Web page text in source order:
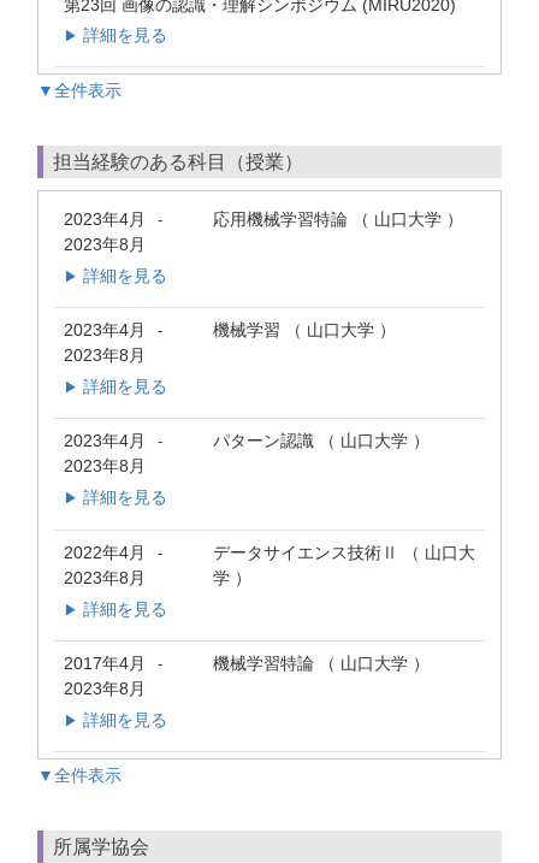
第23回 画像の認識・理解シンポジウム (MIRU2020)
▶ 詳細を見る
▼全件表示
担当経験のある科目（授業）
2023年4月 -
2023年8月
応用機械学習特論 （ 山口大学 ）
▶ 詳細を見る
2023年4月 -
2023年8月
機械学習 （ 山口大学 ）
▶ 詳細を見る
2023年4月 -
2023年8月
パターン認識 （ 山口大学 ）
▶ 詳細を見る
2022年4月 -
2023年8月
データサイエンス技術Ⅱ （ 山口大
学 ）
▶ 詳細を見る
2017年4月 -
2023年8月
機械学習特論 （ 山口大学 ）
▶ 詳細を見る
▼全件表示
所属学協会